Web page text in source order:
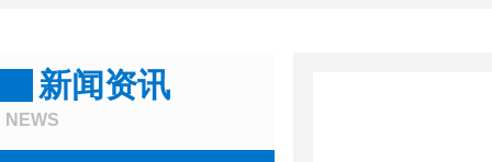
新闻资讯
NEWS